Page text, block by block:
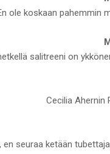
ole koskaan pahemmin
salitreeni on
Cecilia Ahernin
en seuraa ketään